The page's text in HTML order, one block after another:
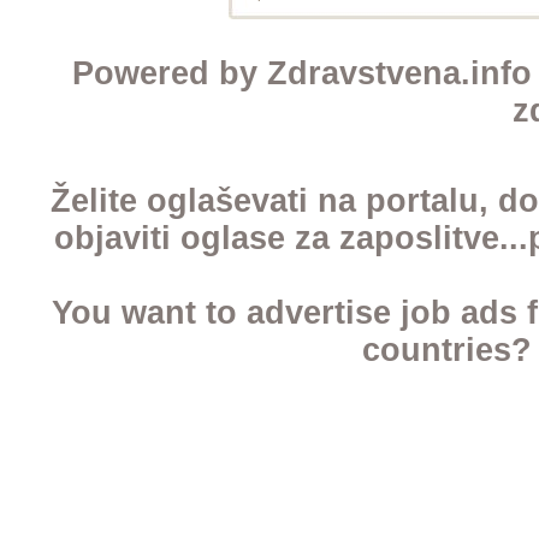
Powered by
Želite oglaševati na portalu,
objaviti oglase za
You want to advertise job ads